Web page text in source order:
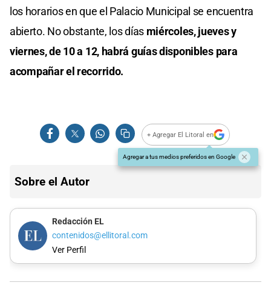
los horarios en que el Palacio Municipal se encuentra
abierto. No obstante, los días miércoles, jueves y
viernes, de 10 a 12, habrá guías disponibles para
acompañar el recorrido.
+ Agregar El Litoral en
Agregar a tus medios preferidos en Google
Sobre el Autor
Redacción EL
contenidos@ellitoral.com
Ver Perfil